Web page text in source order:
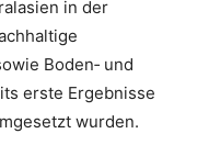
in der
Boden‑ und
erste Ergebnisse
wurden.